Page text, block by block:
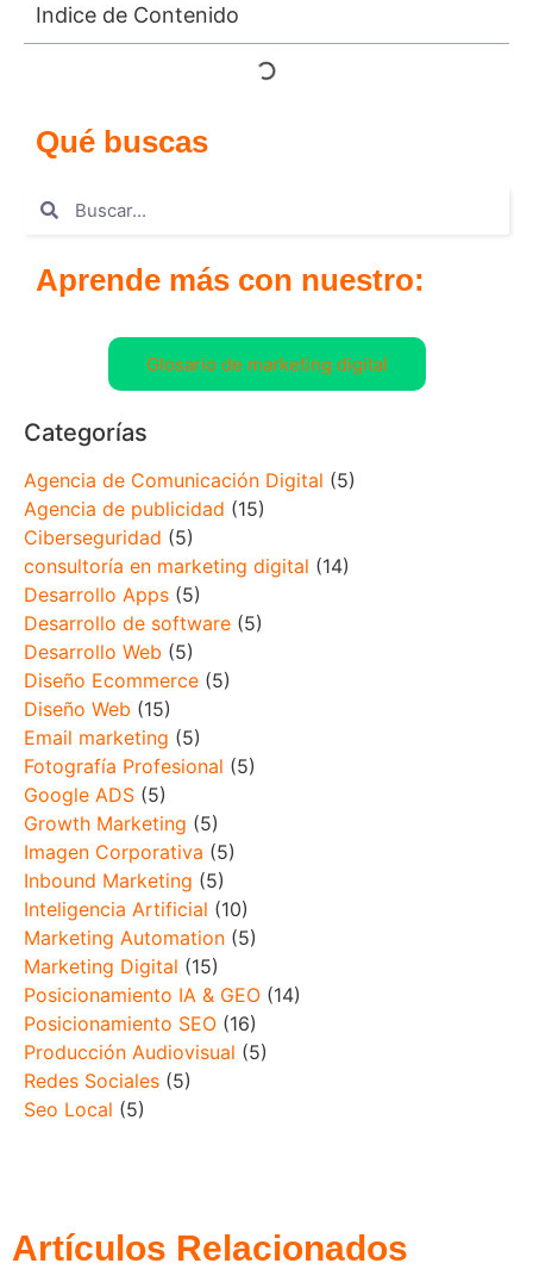
Indice de Contenido
Qué buscas
Aprende más con nuestro:
Glosario de marketing digital
Categorías
Agencia de Comunicación Digital (5)
Agencia de publicidad (15)
Ciberseguridad (5)
consultoría en marketing digital (14)
Desarrollo Apps (5)
Desarrollo de software (5)
Desarrollo Web (5)
Diseño Ecommerce (5)
Diseño Web (15)
Email marketing (5)
Fotografía Profesional (5)
Google ADS (5)
Growth Marketing (5)
Imagen Corporativa (5)
Inbound Marketing (5)
Inteligencia Artificial (10)
Marketing Automation (5)
Marketing Digital (15)
Posicionamiento IA & GEO (14)
Posicionamiento SEO (16)
Producción Audiovisual (5)
Redes Sociales (5)
Seo Local (5)
Artículos Relacionados